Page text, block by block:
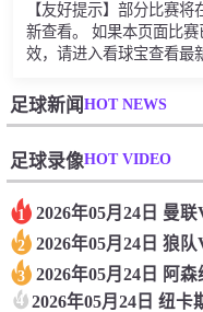
【友好提示】部分比赛
新查看。 如果本页面比
效，请进入看球宝查看最
足球新闻HOT NEWS
足球录像HOT VIDEO
1 2026年05月24日 曼
2 2026年05月24日 狼
3 2026年05月24日 阿
4